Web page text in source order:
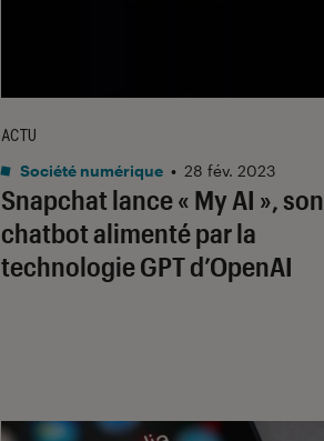
Snapchat lance « My AI », son
chatbot alimenté par la
technologie GPT d’OpenAI
ACTU
Société numérique • 28 fév. 2023